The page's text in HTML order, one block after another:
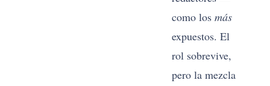
como losmás
expuestos. El
rol sobrevive,
pero la mezcla